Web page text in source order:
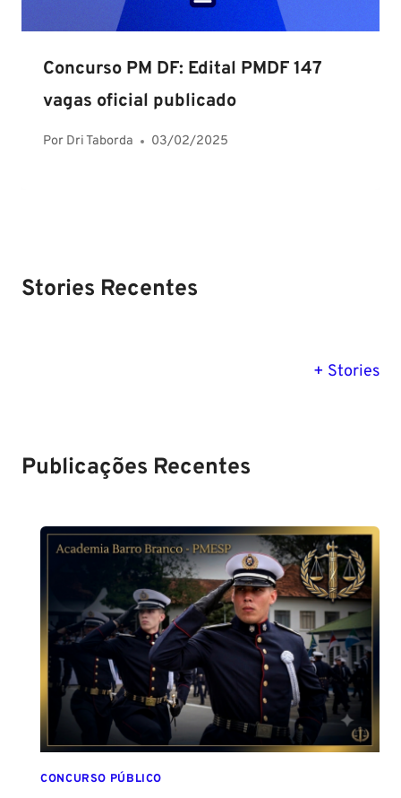
Concurso PM DF: Edital PMDF 147
vagas oficial publicado
Por Dri Taborda 03/02/2025
Stories Recentes
+ Stories
MG:
Publicações Recentes
CONCURSO PÚBLICO